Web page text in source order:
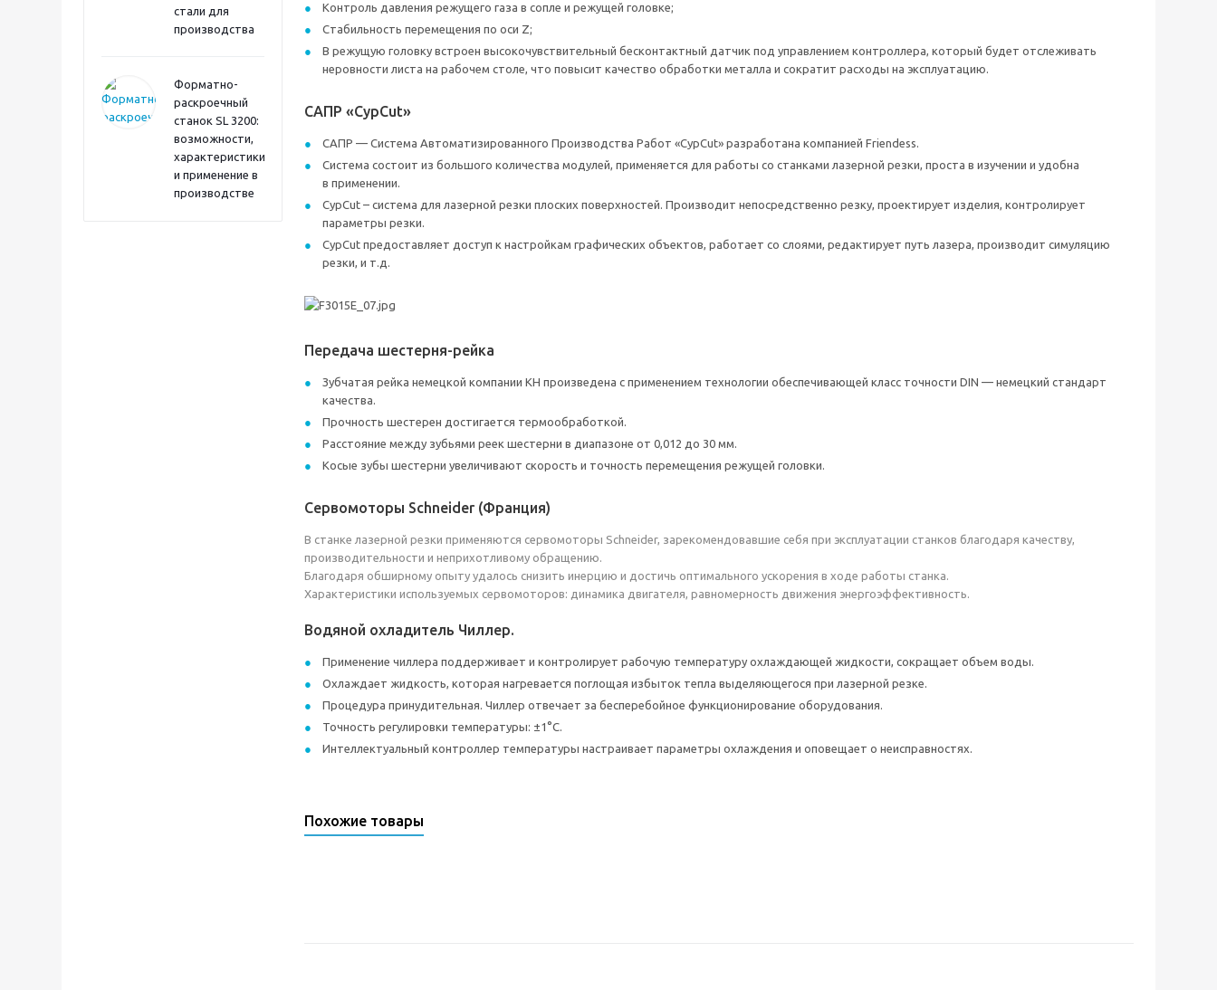
стали для
производства
Форматно-
раскроечный
станок SL 3200:
возможности,
характеристики
и применение в
производстве
Контроль давления режущего газа в сопле и режущей головке;
Стабильность перемещения по оси Z;
В режущую головку встроен высокочувствительный бесконтактный датчик под управлением контроллера, который будет отслеживать
неровности листа на рабочем столе, что повысит качество обработки металла и сократит расходы на эксплуатацию.
САПР «CypCut»
САПР — Система Автоматизированного Производства Работ «CypCut» разработана компанией Friendess.
Система состоит из большого количества модулей, применяется для работы со станками лазерной резки, проста в изучении и удобна
в применении.
CypCut – система для лазерной резки плоских поверхностей. Производит непосредственно резку, проектирует изделия, контролирует
параметры резки.
CypCut предоставляет доступ к настройкам графических объектов, работает со слоями, редактирует путь лазера, производит симуляцию
резки, и т.д.
Передача шестерня-рейка
Зубчатая рейка немецкой компании КН произведена с применением технологии обеспечивающей класс точности DIN — немецкий стандарт
качества.
Прочность шестерен достигается термообработкой.
Расстояние между зубьями реек шестерни в диапазоне от 0,012 до 30 мм.
Косые зубы шестерни увеличивают скорость и точность перемещения режущей головки.
Сервомоторы Schneider (Франция)
В станке лазерной резки применяются сервомоторы Schneider, зарекомендовавшие себя при эксплуатации станков благодаря качеству,
производительности и неприхотливому обращению.
Благодаря обширному опыту удалось снизить инерцию и достичь оптимального ускорения в ходе работы станка.
Характеристики используемых сервомоторов: динамика двигателя, равномерность движения энергоэффективность.
Водяной охладитель Чиллер.
Применение чиллера поддерживает и контролирует рабочую температуру охлаждающей жидкости, сокращает объем воды.
Охлаждает жидкость, которая нагревается поглощая избыток тепла выделяющегося при лазерной резке.
Процедура принудительная. Чиллер отвечает за бесперебойное функционирование оборудования.
Точность регулировки температуры: ±1°С.
Интеллектуальный контроллер температуры настраивает параметры охлаждения и оповещает о неисправностях.
Похожие товары